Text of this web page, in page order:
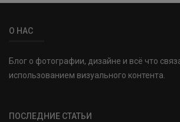
О НАС
Блог о фотографии, дизайне и всё что
использованием визуального контента.
ПОСЛЕДНИЕ СТАТЬИ